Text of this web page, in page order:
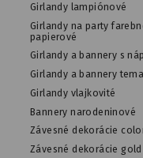
Girlandy lampiónové
Girlandy na party
papierové
Girlandy a bannery s
Girlandy a bannery
Girlandy vlajkovité
Bannery narodeninové
Závesné dekorácie
Závesné dekorácie